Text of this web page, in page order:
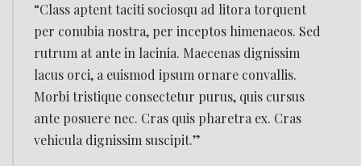
“Class aptent taciti sociosqu ad litora torquent
per conubia nostra, per inceptos himenaeos. Sed
rutrum at ante in lacinia. Maecenas dignissim
lacus orci, a euismod ipsum ornare convallis.
Morbi tristique consectetur purus, quis cursus
ante posuere nec. Cras quis pharetra ex. Cras
vehicula dignissim suscipit.”